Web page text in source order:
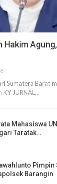
Hakim
Sumatera Barat
KY JURNAL…
Mahasiswa
Taratak…
Pimpin
Barangin